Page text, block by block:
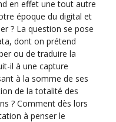
en effet une tout autre
époque du digital et
? La question se pose
dont on prétend
ou de traduire la
il à une capture
à la somme de ses
de la totalité des
? Comment dès lors
à penser le